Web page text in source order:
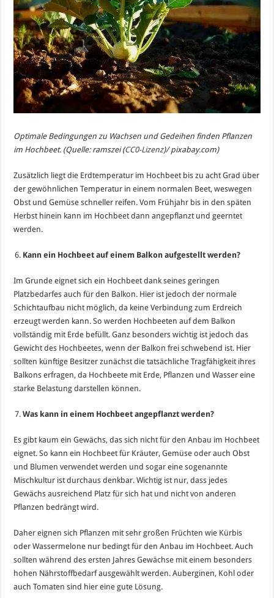
Optimale Bedingungen zu Wachsen und Gedeihen finden Pflanzen
im Hochbeet. (Quelle: ramszei (CC0-Lizenz)/ pixabay.com)
Zusätzlich liegt die Erdtemperatur im Hochbeet bis zu acht Grad über
der gewöhnlichen Temperatur in einem normalen Beet, weswegen
Obst und Gemüse schneller reifen. Vom Frühjahr bis in den späten
Herbst hinein kann im Hochbeet dann angepflanzt und geerntet
werden.
Kann ein Hochbeet auf einem Balkon aufgestellt werden?
Im Grunde eignet sich ein Hochbeet dank seines geringen
Platzbedarfes auch für den Balkon. Hier ist jedoch der normale
Schichtaufbau nicht möglich, da keine Verbindung zum Erdreich
erzeugt werden kann. So werden Hochbeeten auf dem Balkon
vollständig mit Erde befüllt. Ganz besonders wichtig ist jedoch das
Gewicht des Hochbeetes, wenn der Balkon frei schwebend ist. Hier
sollten künftige Besitzer zunächst die tatsächliche Tragfähigkeit ihres
Balkons erfragen, da Hochbeete mit Erde, Pflanzen und Wasser eine
starke Belastung darstellen können.
Was kann in einem Hochbeet angepflanzt werden?
Es gibt kaum ein Gewächs, das sich nicht für den Anbau im Hochbeet
eignet. So kann ein Hochbeet für Kräuter, Gemüse oder auch Obst
und Blumen verwendet werden und sogar eine sogenannte
Mischkultur ist durchaus denkbar. Wichtig ist nur, dass jedes
Gewächs ausreichend Platz für sich hat und nicht von anderen
Pflanzen bedrängt wird.
Daher eignen sich Pflanzen mit sehr großen Früchten wie Kürbis
oder Wassermelone nur bedingt für den Anbau im Hochbeet. Auch
sollten während des ersten Jahres Gewächse mit einem besonders
hohen Nährstoffbedarf ausgewählt werden. Auberginen, Kohl oder
auch Tomaten sind hier eine gute Lösung.